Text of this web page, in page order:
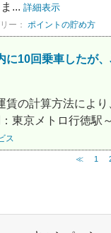
... 詳細表示
ー： ポイントの貯め方
に10回乗車したが
の計算方法によ
東京メトロ行徳駅
ス
≪ 1